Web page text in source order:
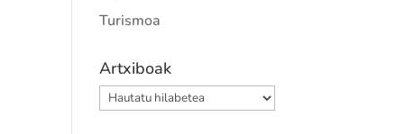
Turismoa
Artxiboak
Artxiboak